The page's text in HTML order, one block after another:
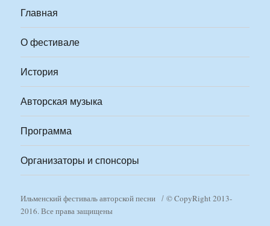
Главная
О фестивале
История
Авторская музыка
Программа
Организаторы и спонсоры
Ильменский фестиваль авторской песни
© CopyRight 2013-
2016. Все права защищены